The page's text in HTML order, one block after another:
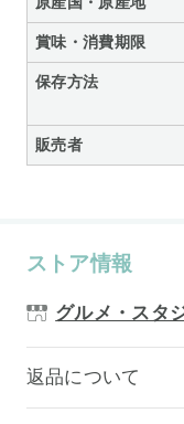
賞味・消費期限
保存方法
販売者
ストア情報
グルメ・スタ
返品について